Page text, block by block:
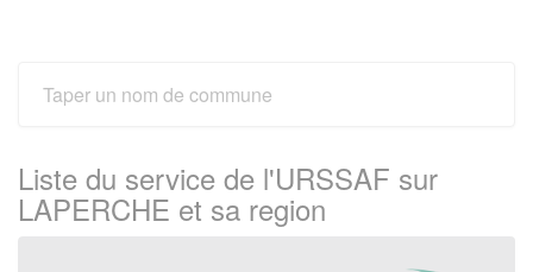
Liste du service de l'URSSAF sur
LAPERCHE et sa region